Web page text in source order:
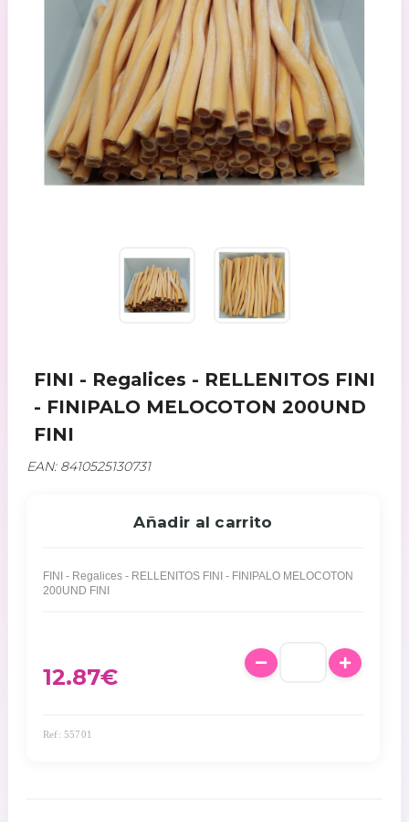
FINI - Regalices - RELLENITOS FINI
- FINIPALO MELOCOTON 200UND
FINI
EAN: 8410525130731
Añadir al carrito
FINI - Regalices - RELLENITOS FINI - FINIPALO MELOCOTON
200UND FINI
12.87€
Ref: 55701